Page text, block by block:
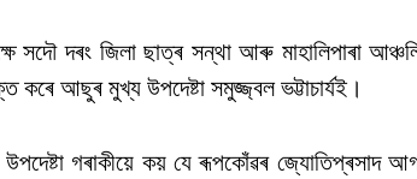
সদৌ দৰং জিলা ছাত্ৰ সন্থা আৰু মাহালিপাৰা
আছুৰ মুখ্য উপদেষ্টা সমুজ্জ্বল ভট্টাচাৰ্যই।
গৰাকীয়ে কয় যে ৰূপকোঁৱৰ জ্যোতিপ্ৰসাদ